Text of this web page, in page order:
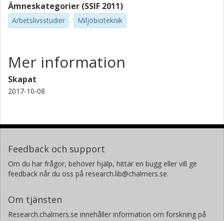
Ämneskategorier (SSIF 2011)
Arbetslivsstudier Miljöbioteknik
Mer information
Skapat
2017-10-08
Feedback och support
Om du har frågor, behöver hjälp, hittar en bugg eller vill ge
feedback når du oss på research.lib@chalmers.se.
Om tjänsten
Research.chalmers.se innehåller information om forskning på